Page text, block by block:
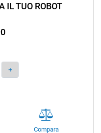
IL TUO ROBOT
Compara